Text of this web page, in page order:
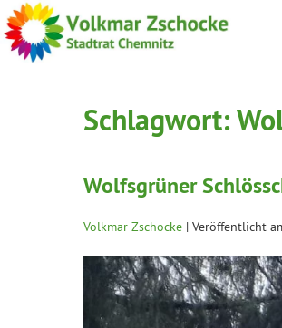
Schlagwort:
Wolfsgrüner
Volkmar Zschocke | Veröffentlicht